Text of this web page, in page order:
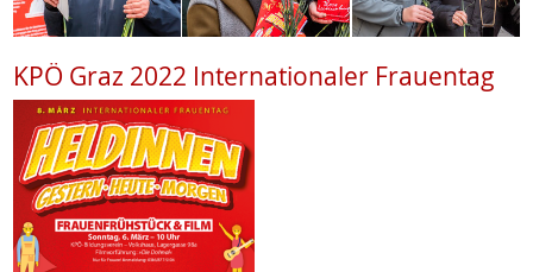
KPÖ Graz 2022 Internationaler Frauentag